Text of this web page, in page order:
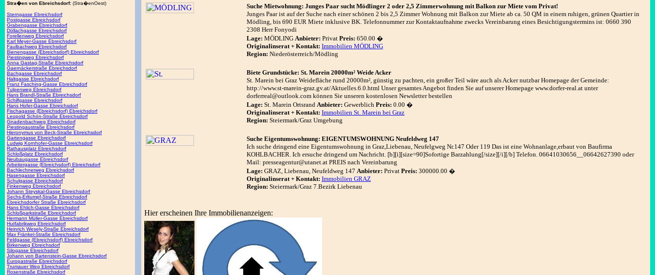
Stra�en von Ebreichsdorf: (Stra�enOest)
Sterngasse Ebreichsdorf
Postgasse Ebreichsdorf
Grabengasse Ebreichsdorf
Döllachgasse Ebreichsdorf
Forellenweg Ebreichsdorf
Karl Meyer-Gasse Ebreichsdorf
Faulbachweg Ebreichsdorf
Bienengasse (Ebreichsdorf) Ebreichsdorf
Piestingweg Ebreichsdorf
Anna Gastag-Straße Ebreichsdorf
Gaernäckerstraße Ebreichsdorf
Bachgasse Ebreichsdorf
Haltgasse Ebreichsdorf
Franz Fasching-Gasse Ebreichsdorf
Tulpenweg Ebreichsdorf
Hans Brandl-Straße Ebreichsdorf
Schilfgasse Ebreichsdorf
Hans Hofer-Gasse Ebreichsdorf
Fischagasse (Ebreichsdorf) Ebreichsdorf
Leopold Schön-Straße Ebreichsdorf
Gnadenbachweg Ebreichsdorf
Piestingaustraße Ebreichsdorf
Hieronymus von Beck-Straße Ebreichsdorf
Gartengasse Ebreichsdorf
Ludwig Kornhofer-Gasse Ebreichsdorf
Rathausplatz Ebreichsdorf
Schloßplatz Ebreichsdorf
Neubaugasse Ebreichsdorf
Arbeitergasse (Ebreichsdorf) Ebreichsdorf
Bachlechnerweg Ebreichsdorf
Hasengasse Ebreichsdorf
Schulgasse Ebreichsdorf
Finkenweg Ebreichsdorf
Johann Steyskal-Gasse Ebreichsdorf
Sechs-Erltumpf-Straße Ebreichsdorf
Ebreichsdorfer Straße Ebreichsdorf
Hans Ehlich-Gasse Ebreichsdorf
Schloßparkstraße Ebreichsdorf
Hermann Müller-Gasse Ebreichsdorf
Hutfabrikweg Ebreichsdorf
Heinrich Wesely-Straße Ebreichsdorf
Max Fränkel-Straße Ebreichsdorf
Feldgasse (Ebreichsdorf) Ebreichsdorf
Birkenweg Ebreichsdorf
Silogasse Ebreichsdorf
Johann von Bartenstein-Gasse Ebreichsdorf
Europastraße Ebreichsdorf
Trumauer Weg Ebreichsdorf
Rosenstraße Ebreichsdorf
Suche Mietwohnung: Junges Paar sucht Mödlinger 2 oder 2,5 Zimmerwohnung mit Balkon zur Miete vom Privat!
Junges Paar ist auf der Suche nach einer schönen 2 bis 2,5 Zimmer Wohnung mit Balkon zur Miete ab ca. 50 QM in einem ruhigen, grünen Quartier in
Mödling, bis 690 EUR Miete inklusive BK. Telefonnummer zur Kontaktaufnahme zwecks Vereinbarung eines Besichtigungstermins ist: 0660 390
2308 Herr Fonyodi
Lage: MÖDLING Anbieter: Privat Preis: 650.00 �
Originalinserat + Kontakt: Immobilien MÖDLING
Region: Niederösterreich/Mödling
Biete Grundstücke: St. Marein 20000m² Weide Acker
St. Marein bei Graz Weidefläche rund 20000m², günstig zu pachten, ein großer Teil wäre auch als Acker nutzbar Homepage der Gemeinde:
http://www.st-marein-graz.gv.at/Aktuelles.6.0.html Unser gesamtes Angebot finden Sie auf unserer Homepage www.dorfer-real.at unter
dorferreal@outlook.com können Sie unseren kostenlosen Newsletter bestellen
Lage: St. Marein Ortsrand Anbieter: Gewerblich Preis: 0.00 �
Originalinserat + Kontakt: Immobilien St. Marein bei Graz
Region: Steiermark/Graz Umgebung
Suche Eigentumswohnung: EIGENTUMSWOHNUNG Neufeldweg 147
Ich suche dringend eine Eigentumswohnung in Graz,Liebenau, Neufelgweg Nr.147 Oder 119 Das ist eine Wohnanlage,erbaut von Baufirma
KOHLBACHER. Ich ersuche dringend um Nachricht. [b][i][size=90]Sofortige Barzahlung[/size][/i][/b] Telefon. 06641030656__06642627390 oder
Mail: presseagentur@utanet.at PREIS nach Vereinbarung
Lage: GRAZ, Liebenau, Neufeldweg 147 Anbieter: Privat Preis: 300000.00 �
Originalinserat + Kontakt: Immobilien GRAZ
Region: Steiermark/Graz 7.Bezirk Liebenau
Hier erscheinen Ihre Immobilienanzeigen: